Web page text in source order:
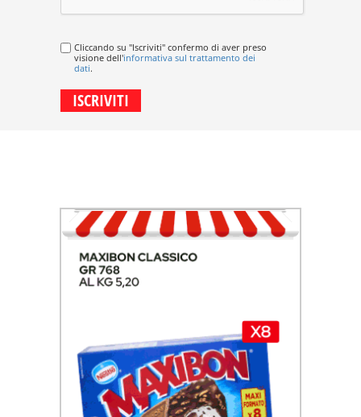
Cliccando su "Iscriviti" confermo di aver preso
visione dell'informativa sul trattamento dei
dati.